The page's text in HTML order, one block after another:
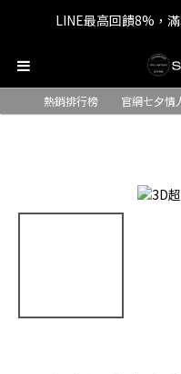
七夕情人節 全站9
LINE最高回饋8%，
七夕情人節 全站9
熱銷排行榜 官網七夕情